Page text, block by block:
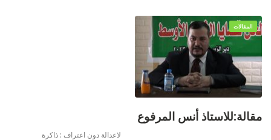
المقالات
مقالة:للاستاذ أنس المرفوع
لاعدالة دون اعتراف : ذاكرة